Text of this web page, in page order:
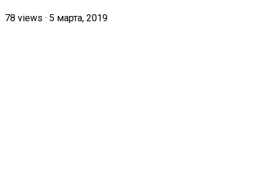
78 views · 5 марта, 2019